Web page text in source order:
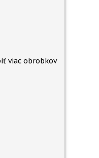
viac obrobkov